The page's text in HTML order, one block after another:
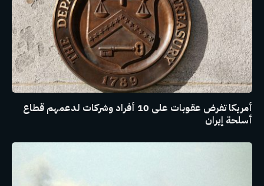
أمريكا تفرض عقوبات على 10 أفراد وشركات لدعمهم قطاع
أسلحة إيران